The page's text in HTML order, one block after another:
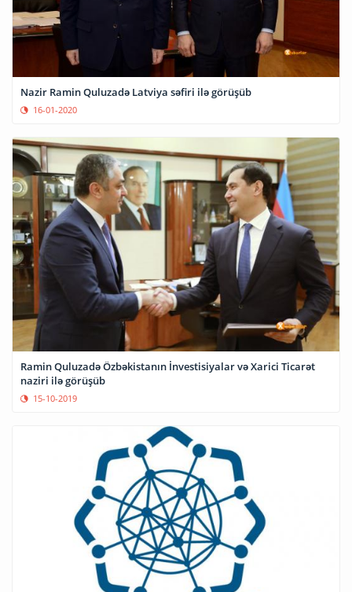
Nazir Ramin Quluzadə Latviya səfiri ilə görüşüb
16-01-2020
Ramin Quluzadə Özbəkistanın İnvestisiyalar və Xarici Ticarət
naziri ilə görüşüb
15-10-2019